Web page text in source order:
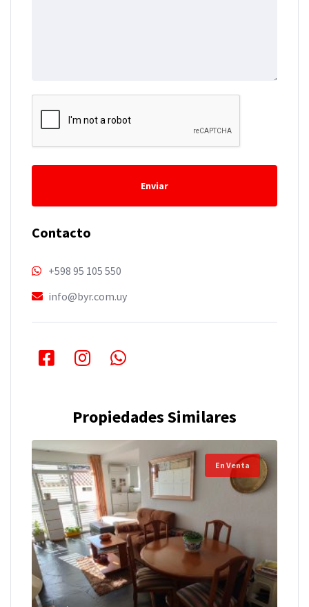
Enviar
Contacto
+598 95 105 550
info@byr.com.uy
Propiedades Similares
En Venta